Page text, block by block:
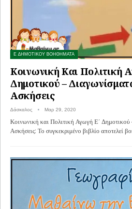
Ε ΔΗΜΟΤΙΚΟΥ ΒΟΗΘΗΜΑΤΑ
Κοινωνική Και Πολιτική
Δημοτικού –
Ασκήσεις
Δάσκαλος Μαρ 29, 2020
Κοινωνική και Πολιτική Αγωγή Ε΄
Ασκήσεις: Το συγκεκριμένο βιβλίο αποτελεί